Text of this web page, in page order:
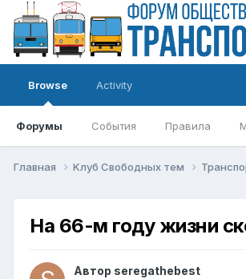
Browse
Форумы События Правила
Activity
Главная Kлуб Свободных тем
На 66-м году жизни
Автор seregathebest